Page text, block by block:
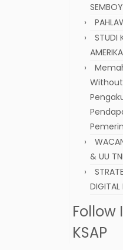
STUDI
& UU TNI
DIGITAL
KSAP